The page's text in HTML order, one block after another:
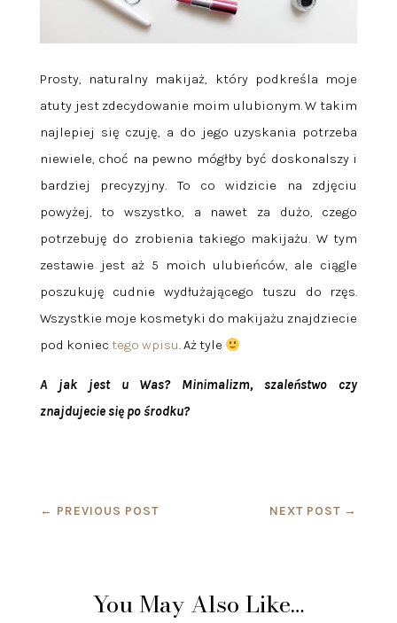
Prosty, naturalny makijaż, który podkreśla moje
atuty jest zdecydowanie moim ulubionym. W takim
najlepiej się czuję, a do jego uzyskania potrzeba
niewiele, choć na pewno mógłby być doskonalszy i
bardziej precyzyjny. To co widzicie na zdjęciu
powyżej, to wszystko, a nawet za dużo, czego
potrzebuję do zrobienia takiego makijażu. W tym
zestawie jest aż 5 moich ulubieńców, ale ciągle
poszukuję cudnie wydłużającego tuszu do rzęs.
Wszystkie moje kosmetyki do makijażu znajdziecie
pod koniec tego wpisu. Aż tyle
A jak jest u Was? Minimalizm, szaleństwo czy
znajdujecie się po środku?
← PREVIOUS POST NEXT POST →
You May Also Like…